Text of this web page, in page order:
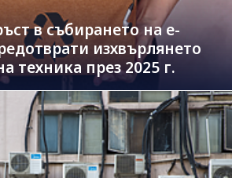
в събирането на е-
изхвърлянето
техника през 2025 г.